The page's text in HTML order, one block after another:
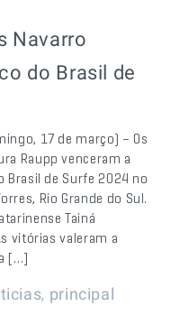
Navarro
do Brasil de
17 de março) – Os
Raupp venceram a
Brasil de Surfe 2024 no
Rio Grande do Sul.
Tainá
vitórias valeram a
[…]
, principal